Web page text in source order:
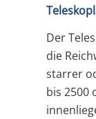
Der
die
starrer
bis 2500